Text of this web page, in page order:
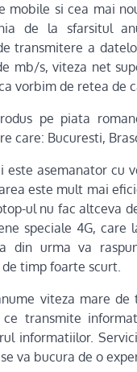
mobile si cea mai
de la sfarsitul
transmitere a
mb/s, viteza net
vorbim de retea de
pe piata
care: Bucuresti,
asemanator cu
este mult mai
ul nu fac altceva
speciale 4G,
din urma va
timp foarte scurt.
viteza mare
transmite
informatiilor.
va bucura de o